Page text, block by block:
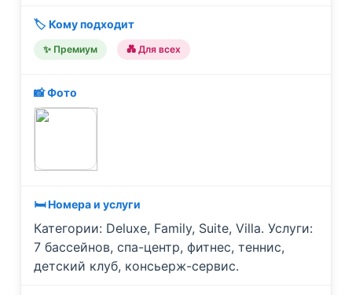
🏷️ Кому подходит
✨ Премиум 💑 Для всех
📸 Фото
🛏️ Номера и услуги
Категории: Deluxe, Family, Suite, Villa. Услуги:
7 бассейнов, спа-центр, фитнес, теннис,
детский клуб, консьерж-сервис.